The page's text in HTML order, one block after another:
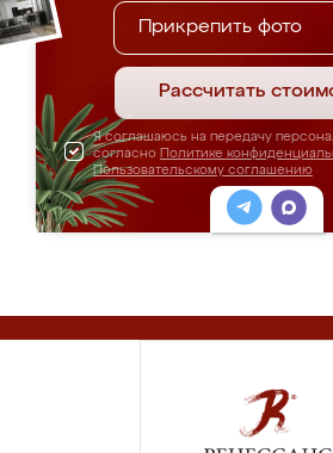
Прикрепить фото
Рассчитать
Я соглашаюсь на передачу
согласно Политике
Пользовательскому соглашению